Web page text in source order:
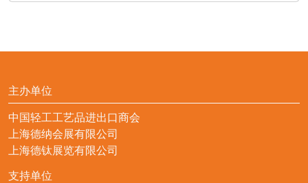
主办单位
中国轻工工艺品进出口商会
上海德纳会展有限公司
上海德钛展览有限公司
支持单位